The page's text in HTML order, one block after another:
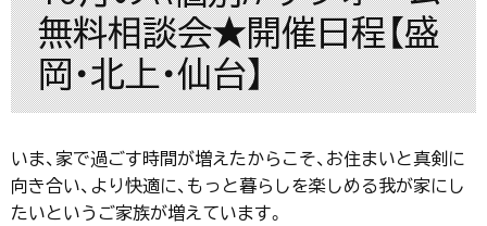
無料相談会★開催日程【盛
岡・北上・仙台】
いま、家で過ごす時間が増えたからこそ、お住まいと真剣に
向き合い、より快適に、もっと暮らしを楽しめる我が家にし
たいというご家族が増えています。